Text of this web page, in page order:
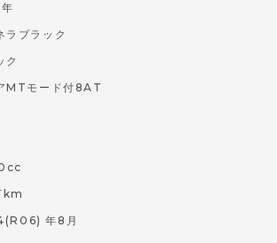
ラブラック
ク
MTモード付8AT
km
年8月